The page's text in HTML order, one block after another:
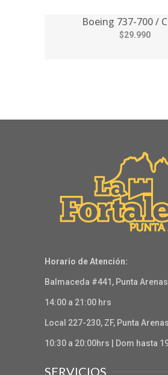
Boeing 737-700 /
$29.990
Horario de Atención:
Balmaceda #441, Punta Arenas
14:00 a 21:00 hrs
Local 227-230, ZF, Punta Arenas
10:30 a 20:00hrs | Dom hasta
SERVICIOS